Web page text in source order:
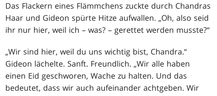
Das Flackern eines Flämmchens zuckte durch Chandras
Haar und Gideon spürte Hitze aufwallen. „Oh, also seid
ihr nur hier, weil ich – was? – gerettet werden musste?“
„Wir sind hier, weil du uns wichtig bist, Chandra.“
Gideon lächelte. Sanft. Freundlich. „Wir alle haben
einen Eid geschworen, Wache zu halten. Und das
bedeutet, dass wir auch aufeinander achtgeben. Wir